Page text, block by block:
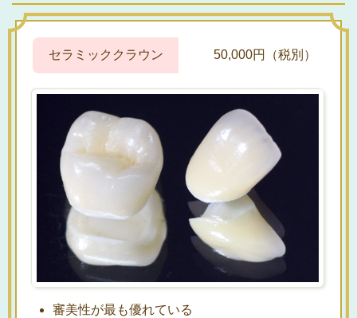
セラミッククラウン 50,000円（税別）
審美性が最も優れている